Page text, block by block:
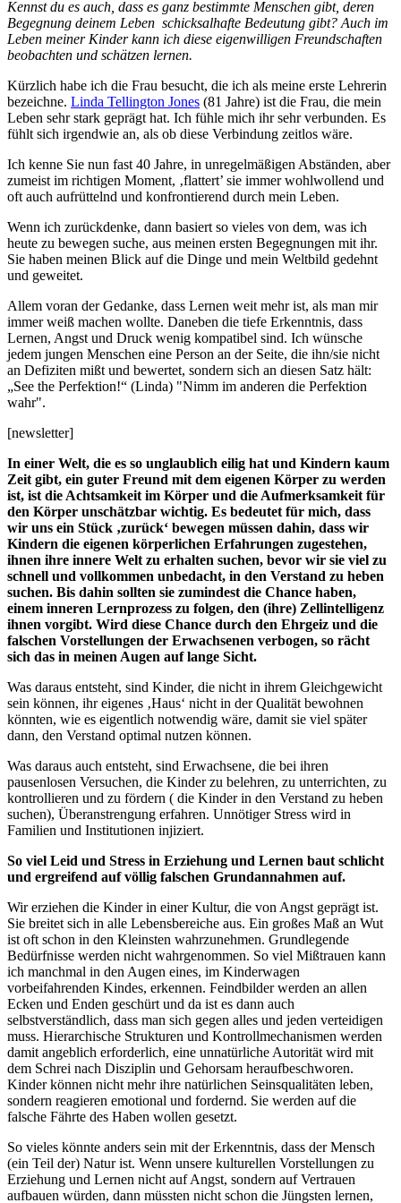
Kennst du es auch, dass es ganz bestimmte Menschen gibt, deren
Begegnung deinem Leben schicksalhafte Bedeutung gibt? Auch im
Leben meiner Kinder kann ich diese eigenwilligen Freundschaften
beobachten und schätzen lernen.
Kürzlich habe ich die Frau besucht, die ich als meine erste Lehrerin
bezeichne. Linda Tellington Jones (81 Jahre) ist die Frau, die mein
Leben sehr stark geprägt hat. Ich fühle mich ihr sehr verbunden. Es
fühlt sich irgendwie an, als ob diese Verbindung zeitlos wäre.
Ich kenne Sie nun fast 40 Jahre, in unregelmäßigen Abständen, aber
zumeist im richtigen Moment, ‚flattert’ sie immer wohlwollend und
oft auch aufrüttelnd und konfrontierend durch mein Leben.
Wenn ich zurückdenke, dann basiert so vieles von dem, was ich
heute zu bewegen suche, aus meinen ersten Begegnungen mit ihr.
Sie haben meinen Blick auf die Dinge und mein Weltbild gedehnt
und geweitet.
Allem voran der Gedanke, dass Lernen weit mehr ist, als man mir
immer weiß machen wollte. Daneben die tiefe Erkenntnis, dass
Lernen, Angst und Druck wenig kompatibel sind. Ich wünsche
jedem jungen Menschen eine Person an der Seite, die ihn/sie nicht
an Defiziten mißt und bewertet, sondern sich an diesen Satz hält:
„See the Perfektion!“ (Linda) "Nimm im anderen die Perfektion
wahr".
[newsletter]
In einer Welt, die es so unglaublich eilig hat und Kindern kaum
Zeit gibt, ein guter Freund mit dem eigenen Körper zu werden
ist, ist die Achtsamkeit im Körper und die Aufmerksamkeit für
den Körper unschätzbar wichtig. Es bedeutet für mich, dass
wir uns ein Stück ‚zurück‘ bewegen müssen dahin, dass wir
Kindern die eigenen körperlichen Erfahrungen zugestehen,
ihnen ihre innere Welt zu erhalten suchen, bevor wir sie viel zu
schnell und vollkommen unbedacht, in den Verstand zu heben
suchen. Bis dahin sollten sie zumindest die Chance haben,
einem inneren Lernprozess zu folgen, den (ihre) Zellintelligenz
ihnen vorgibt. Wird diese Chance durch den Ehrgeiz und die
falschen Vorstellungen der Erwachsenen verbogen, so rächt
sich das in meinen Augen auf lange Sicht.
Was daraus entsteht, sind Kinder, die nicht in ihrem Gleichgewicht
sein können, ihr eigenes ‚Haus‘ nicht in der Qualität bewohnen
könnten, wie es eigentlich notwendig wäre, damit sie viel später
dann, den Verstand optimal nutzen können.
Was daraus auch entsteht, sind Erwachsene, die bei ihren
pausenlosen Versuchen, die Kinder zu belehren, zu unterrichten, zu
kontrollieren und zu fördern ( die Kinder in den Verstand zu heben
suchen), Überanstrengung erfahren. Unnötiger Stress wird in
Familien und Institutionen injiziert.
So viel Leid und Stress in Erziehung und Lernen baut schlicht
und ergreifend auf völlig falschen Grundannahmen auf.
Wir erziehen die Kinder in einer Kultur, die von Angst geprägt ist.
Sie breitet sich in alle Lebensbereiche aus. Ein großes Maß an Wut
ist oft schon in den Kleinsten wahrzunehmen. Grundlegende
Bedürfnisse werden nicht wahrgenommen. So viel Mißtrauen kann
ich manchmal in den Augen eines, im Kinderwagen
vorbeifahrenden Kindes, erkennen. Feindbilder werden an allen
Ecken und Enden geschürt und da ist es dann auch
selbstverständlich, dass man sich gegen alles und jeden verteidigen
muss. Hierarchische Strukturen und Kontrollmechanismen werden
damit angeblich erforderlich, eine unnatürliche Autorität wird mit
dem Schrei nach Disziplin und Gehorsam heraufbeschworen.
Kinder können nicht mehr ihre natürlichen Seinsqualitäten leben,
sondern reagieren emotional und fordernd. Sie werden auf die
falsche Fährte des Haben wollen gesetzt.
So vieles könnte anders sein mit der Erkenntnis, dass der Mensch
(ein Teil der) Natur ist. Wenn unsere kulturellen Vorstellungen zu
Erziehung und Lernen nicht auf Angst, sondern auf Vertrauen
aufbauen würden, dann müssten nicht schon die Jüngsten lernen,